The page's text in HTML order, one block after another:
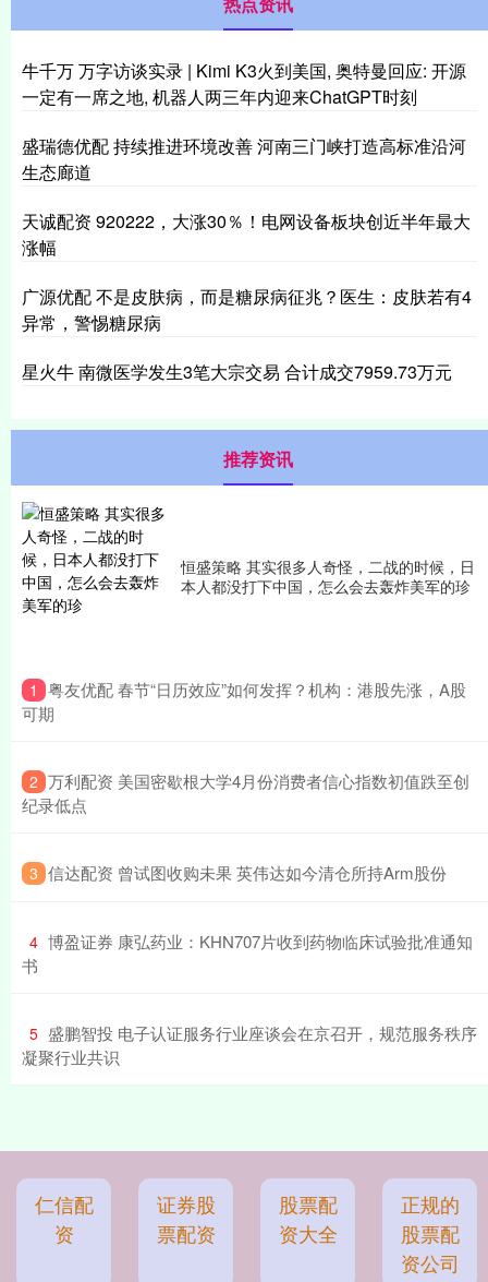
牛千万 万字访谈实录 | Kimi K3火到美国, 奥特曼回应: 开源
一定有一席之地, 机器人两三年内迎来ChatGPT时刻
盛瑞德优配 持续推进环境改善 河南三门峡打造高标准沿河
生态廊道
天诚配资 920222，大涨30％！电网设备板块创近半年最大
涨幅
广源优配 不是皮肤病，而是糖尿病征兆？医生：皮肤若有4
异常，警惕糖尿病
星火牛 南微医学发生3笔大宗交易 合计成交7959.73万元
推荐资讯
恒盛策略 其实很多人奇怪，二战的时候，日
本人都没打下中国，怎么会去轰炸美军的珍
1 ​粤友优配 春节“日历效应”如何发挥？机构：港股先涨，A股
可期
2 ​万利配资 美国密歇根大学4月份消费者信心指数初值跌至创
纪录低点
3 ​信达配资 曾试图收购未果 英伟达如今清仓所持Arm股份
4 ​博盈证券 康弘药业：KHN707片收到药物临床试验批准通知
书
5 ​盛鹏智投 电子认证服务行业座谈会在京召开，规范服务秩序
凝聚行业共识
仁信配
资
证券股
票配资
股票配
资大全
正规的
股票配
资公司